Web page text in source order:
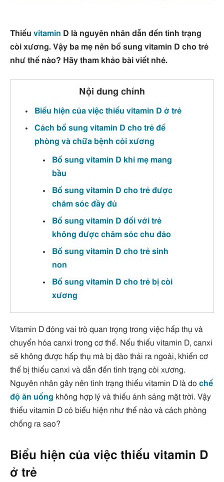
Thiếu vitamin D là nguyên nhân dẫn đến tình trạng
còi xương. Vậy ba mẹ nên bổ sung vitamin D cho trẻ
như thế nào? Hãy tham khảo bài viết nhé.
Nội dung chính
Biểu hiện của việc thiếu vitamin D ở trẻ
Cách bổ sung vitamin D cho trẻ để
phòng và chữa bệnh còi xương
Bổ sung vitamin D khi mẹ mang
bầu
Bổ sung vitamin D cho trẻ được
chăm sóc đầy đủ
Bổ sung vitamin D đối với trẻ
không được chăm sóc chu đáo
Bổ sung vitamin D cho trẻ sinh
non
Bổ sung vitamin D cho trẻ bị còi
xương
Vitamin D đóng vai trò quan trọng trong việc hấp thụ và
chuyển hóa canxi trong cơ thể. Nếu thiếu vitamin D, canxi
sẽ không được hấp thụ mà bị đào thải ra ngoài, khiến cơ
thể bị thiếu canxi và dẫn đến tình trạng còi xương.
Nguyên nhân gây nên tình trạng thiếu vitamin D là do chế
độ ăn uống không hợp lý và thiếu ánh sáng mặt trời. Vậy
thiếu vitamin D có biểu hiện như thế nào và cách phòng
chống ra sao?
Biểu hiện của việc thiếu vitamin D
ở trẻ